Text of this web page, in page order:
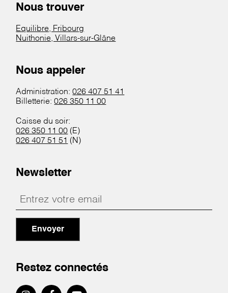
Nous trouver
Equilibre, Fribourg
Nuithonie, Villars-sur-Glâne
Nous appeler
Administration:026 407 51 41
Billetterie:026 350 11 00
Caisse du soir:
026 350 11 00 (E)
026 407 51 51 (N)
Newsletter
Envoyer
Restez connectés